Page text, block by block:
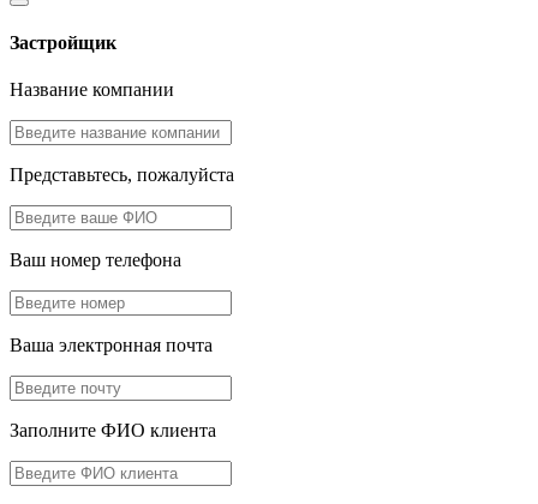
Застройщик
Название компании
Представьтесь, пожалуйста
Ваш номер телефона
Ваша электронная почта
Заполните ФИО клиента